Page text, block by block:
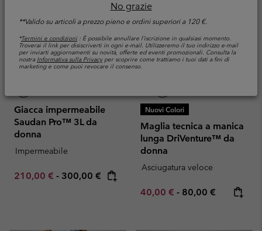
No grazie
**Valido su articoli a prezzo pieno e ordini superiori a 120 €.
*Termini e condizioni: È possibile annullare l’iscrizione in qualsiasi momento.
Troverai il link per disiscriverti in ogni e-mail. Utilizzeremo il tuo indirizzo e-mail
per inviarti aggiornamenti su novità, offerte ed eventi promozionali. Consulta la
nostra Informativa sulla Privacyper scoprire come trattiamo i tuoi dati a fini di
marketing e come puoi revocare il consenso.
Giacca impermeabile
Saudan Pro™ 3L da
donna
Impermeabile
Minimum sale price:
210,00 € - Maximum price:
300,00 €
Nuovi Colori
Maglia tecnica a manica
lunga DriVenture™ da
donna
Asciugatura veloce
Minimum sale price:
40,00 € - Maximum price:
80,00 €